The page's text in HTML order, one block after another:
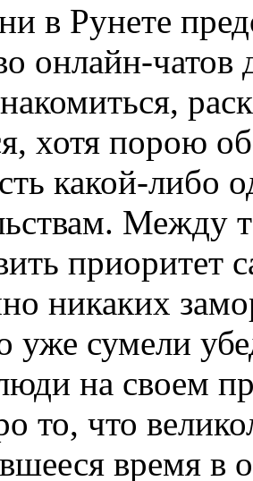
в Рунeтe
онлайн-
хотя порою
какой-либо
Между
приоритет
никаких
уже сумели
на своем
то, что
время в